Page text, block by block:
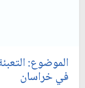
الموضوع:
في خراسان‏